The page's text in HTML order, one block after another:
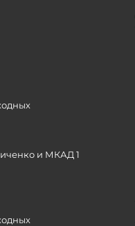
и МКАД 1